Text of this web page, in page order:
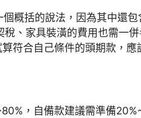
個概括的說法，因為其中還
、家具裝潢的費用也需一
符合自己條件的頭期款，應
，自備款建議需準備